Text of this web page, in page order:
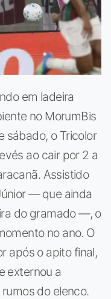
em ladeira
no MorumBis
sábado, o Tricolor
ao cair por 2 a
Assistido
— que ainda
do gramado —, o
no ano. O
após o apito final,
externou a
do elenco.